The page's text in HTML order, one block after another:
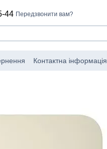
44 Передзвонити вам?
Контактна інформація